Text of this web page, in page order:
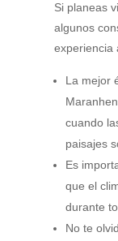
Si planeas
algunos
experiencia
La mejor
cuando
paisajes
Es
que el
durante
No te